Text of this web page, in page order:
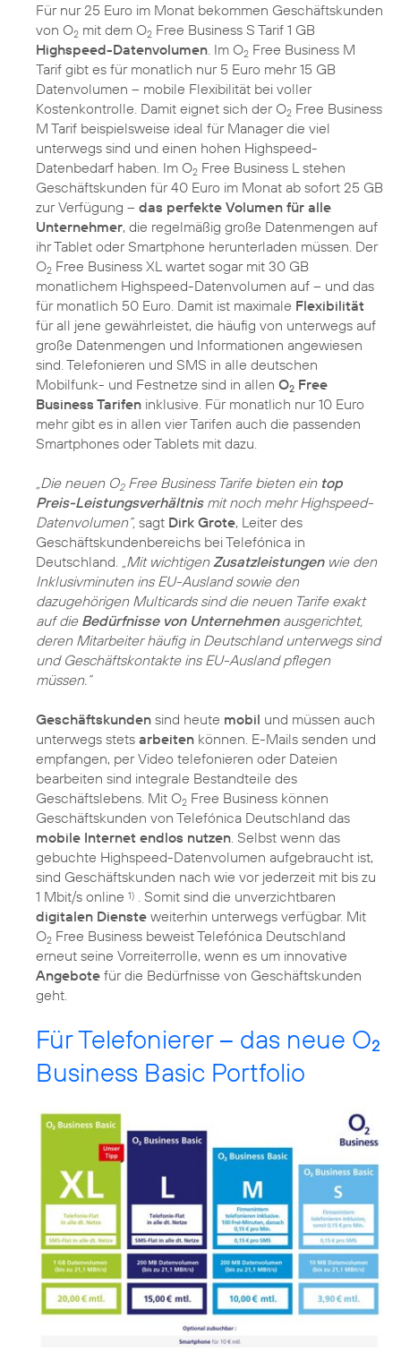
Für nur 25 Euro im Monat bekommen Geschäftskunden
von O2 mit dem O2 Free Business S Tarif 1 GB
Highspeed-Datenvolumen. Im O2 Free Business M
Tarif gibt es für monatlich nur 5 Euro mehr 15 GB
Datenvolumen – mobile Flexibilität bei voller
Kostenkontrolle. Damit eignet sich der O2 Free Business
M Tarif beispielsweise ideal für Manager die viel
unterwegs sind und einen hohen Highspeed-
Datenbedarf haben. Im O2 Free Business L stehen
Geschäftskunden für 40 Euro im Monat ab sofort 25 GB
zur Verfügung – das perfekte Volumen für alle
Unternehmer, die regelmäßig große Datenmengen auf
ihr Tablet oder Smartphone herunterladen müssen. Der
O2 Free Business XL wartet sogar mit 30 GB
monatlichem Highspeed-Datenvolumen auf – und das
für monatlich 50 Euro. Damit ist maximale Flexibilität
für all jene gewährleistet, die häufig von unterwegs auf
große Datenmengen und Informationen angewiesen
sind. Telefonieren und SMS in alle deutschen
Mobilfunk- und Festnetze sind in allen O2 Free
Business Tarifen inklusive. Für monatlich nur 10 Euro
mehr gibt es in allen vier Tarifen auch die passenden
Smartphones oder Tablets mit dazu.
„Die neuen O2Free Business Tarife bieten ein top
Preis-Leistungsverhältnismit noch mehr Highspeed-
Datenvolumen“, sagt Dirk Grote, Leiter des
Geschäftskundenbereichs bei Telefónica in
Deutschland. „Mit wichtigenZusatzleistungenwie den
Inklusivminuten ins EU-Ausland sowie den
dazugehörigen Multicards sind die neuen Tarife exakt
auf die Bedürfnisse von Unternehmenausgerichtet,
deren Mitarbeiter häufig in Deutschland unterwegs sind
und Geschäftskontakte ins EU-Ausland pflegen
müssen.“
Geschäftskunden sind heute mobil und müssen auch
unterwegs stets arbeiten können. E-Mails senden und
empfangen, per Video telefonieren oder Dateien
bearbeiten sind integrale Bestandteile des
Geschäftslebens. Mit O2 Free Business können
Geschäftskunden von Telefónica Deutschland das
mobile Internet endlos nutzen. Selbst wenn das
gebuchte Highspeed-Datenvolumen aufgebraucht ist,
sind Geschäftskunden nach wie vor jederzeit mit bis zu
1 Mbit/s online 1) . Somit sind die unverzichtbaren
digitalen Dienste weiterhin unterwegs verfügbar. Mit
O2 Free Business beweist Telefónica Deutschland
erneut seine Vorreiterrolle, wenn es um innovative
Angebote für die Bedürfnisse von Geschäftskunden
geht.
Für Telefonierer – das neue O2
Business Basic Portfolio